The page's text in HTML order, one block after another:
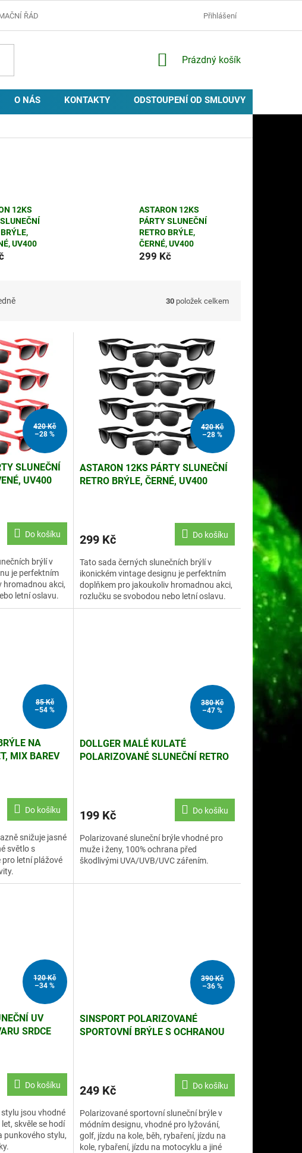
ŘÁD ZÁSADY POUŽÍVÁNÍ COOKIES
Přihlášení
NÁKUPNÍ
Prázdný košík
O NÁS KONTAKTY ODSTOUPENÍ OD SMLOUVY
12KS
UV400
ASTARON 12KS
PÁRTY SLUNEČNÍ
RETRO BRÝLE,
ČERNÉ, UV400
299 Kč
30 položek celkem
420 Kč
–28 %
SLUNEČNÍ
UV400
Do košíku
brýlí v
je perfektním
hromadnou akci,
letní oslavu.
420 Kč
–28 %
ASTARON 12KS PÁRTY SLUNEČNÍ
RETRO BRÝLE, ČERNÉ, UV400
299 Kč Do košíku
Tato sada černých slunečních brýlí v
ikonickém vintage designu je perfektním
doplňkem pro jakoukoliv hromadnou akci,
rozlučku se svobodou nebo letní oslavu.
85 Kč
–54 %
NA
MIX BAREV
Do košíku
snižuje jasné
světlo s
pro letní plážové
380 Kč
–47 %
DOLLGER MALÉ KULATÉ
POLARIZOVANÉ SLUNEČNÍ RETRO
199 Kč Do košíku
Polarizované sluneční brýle vhodné pro
muže i ženy, 100% ochrana před
škodlivými UVA/UVB/UVC zářením.
120 Kč
–34 %
UV
SRDCE
Do košíku
jsou vhodné
skvěle se hodí
punkového stylu,
390 Kč
–36 %
SINSPORT POLARIZOVANÉ
SPORTOVNÍ BRÝLE S OCHRANOU
249 Kč Do košíku
Polarizované sportovní sluneční brýle v
módním designu, vhodné pro lyžování,
golf, jízdu na kole, běh, rybaření, jízdu na
kole, rybaření, jízdu na motocyklu a jiné